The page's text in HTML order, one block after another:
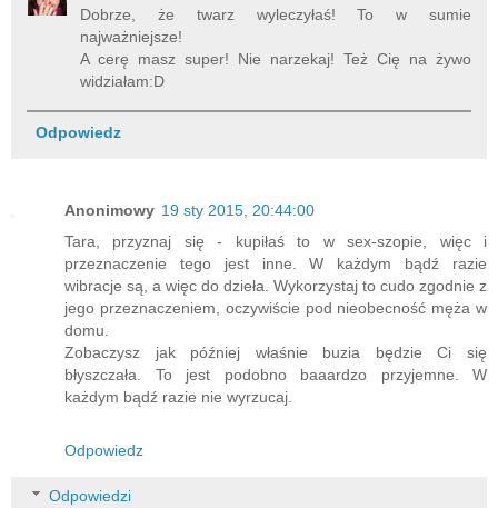
Dobrze, że twarz wyleczyłaś! To w sumie
najważniejsze!
A cerę masz super! Nie narzekaj! Też Cię na żywo
widziałam:D
Odpowiedz
Anonimowy 19 sty 2015, 20:44:00
Tara, przyznaj się - kupiłaś to w sex-szopie, więc i
przeznaczenie tego jest inne. W każdym bądź razie
wibracje są, a więc do dzieła. Wykorzystaj to cudo zgodnie z
jego przeznaczeniem, oczywiście pod nieobecność męża w
domu.
Zobaczysz jak później właśnie buzia będzie Ci się
błyszczała. To jest podobno baaardzo przyjemne. W
każdym bądź razie nie wyrzucaj.
Odpowiedz
Odpowiedzi